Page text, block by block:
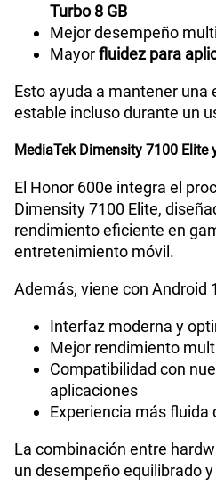
Turbo 8 GB
Mejor desempeño
Mayorfluidez para
Esto ayuda a mantener una
estable incluso durante un
MediaTek Dimensity 7100 Elite
El Honor 600e integra el
Dimensity 7100 Elite,
rendimiento eficiente en
entretenimiento móvil.
Además, viene con Android
Interfaz moderna y
Mejor rendimiento
Compatibilidad con
aplicaciones
Experiencia más fluida
La combinación entre
un desempeño equilibrado